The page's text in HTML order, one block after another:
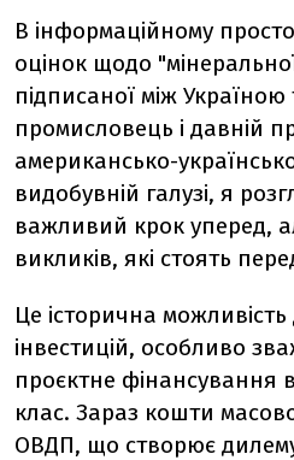
В інформаційному
оцінок щодо
підписаної між
промисловець і давній
американсько-
видобувній галузі, я
важливий крок уперед,
викликів, які стоять
Це історична
інвестицій, особливо
проєктне фінансування
клас. Зараз кошти
ОВДП, що створює